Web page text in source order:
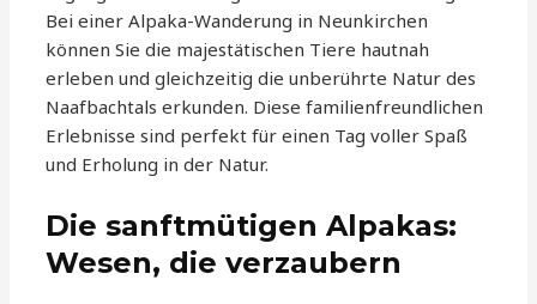
Bei einer Alpaka-Wanderung in Neunkirchen
können Sie die majestätischen Tiere hautnah
erleben und gleichzeitig die unberührte Natur des
Naafbachtals erkunden. Diese familienfreundlichen
Erlebnisse sind perfekt für einen Tag voller Spaß
und Erholung in der Natur.
Die sanftmütigen Alpakas:
Wesen, die verzaubern